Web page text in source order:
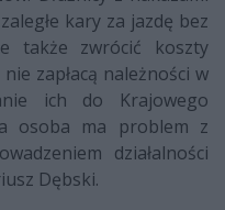
kary za jazdę bez
także zwrócić koszty
zapłacą należności w
ich do Krajowego
osoba ma problem z
działalności
Dębski.